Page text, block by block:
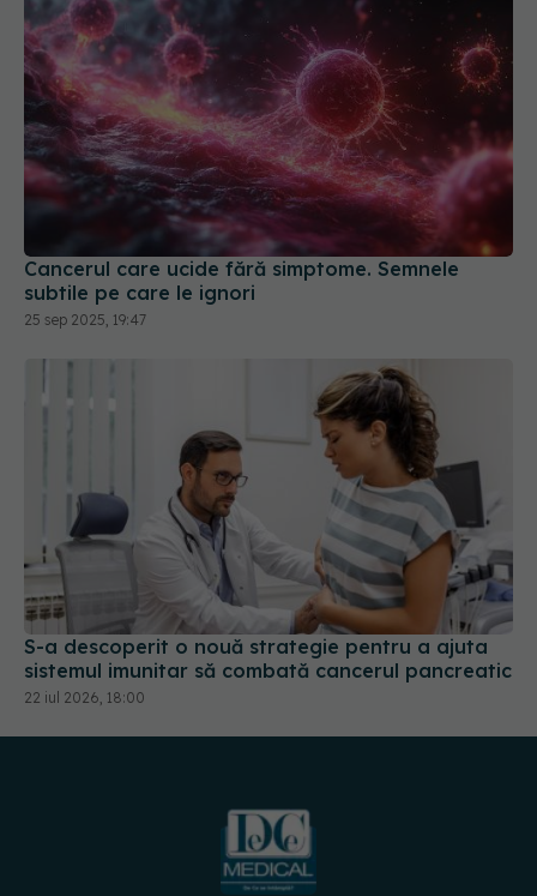
Cancerul care ucide fără simptome. Semnele
subtile pe care le ignori
25 sep 2025, 19:47
S-a descoperit o nouă strategie pentru a ajuta
sistemul imunitar să combată cancerul pancreatic
22 iul 2026, 18:00